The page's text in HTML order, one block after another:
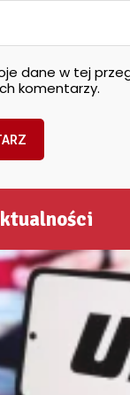
dane w tej
komentarzy.